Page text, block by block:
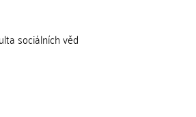
sociálních věd